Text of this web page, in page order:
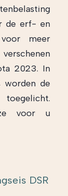
de erf- en
meer
2023. In
worden de
voor u
DSR